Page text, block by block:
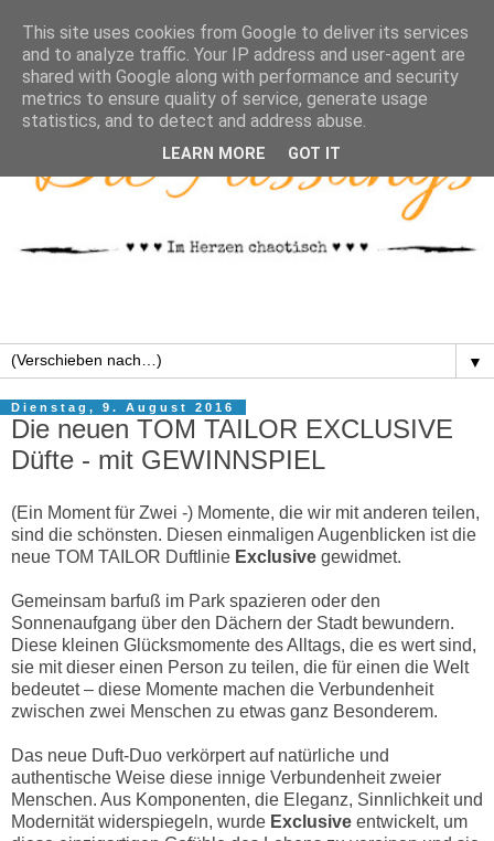
▼
Dienstag, 9. August 2016
Die neuen TOM TAILOR EXCLUSIVE
Düfte - mit GEWINNSPIEL
(Ein Moment für Zwei -) Momente, die wir mit anderen teilen,
sind die schönsten. Diesen einmaligen Augenblicken ist die
neue TOM TAILOR Duftlinie Exclusive gewidmet.
Gemeinsam barfuß im Park spazieren oder den
Sonnenaufgang über den Dächern der Stadt bewundern.
Diese kleinen Glücksmomente des Alltags, die es wert sind,
sie mit dieser einen Person zu teilen, die für einen die Welt
bedeutet – diese Momente machen die Verbundenheit
zwischen zwei Menschen zu etwas ganz Besonderem.
Das neue Duft-Duo verkörpert auf natürliche und
authentische Weise diese innige Verbundenheit zweier
Menschen. Aus Komponenten, die Eleganz, Sinnlichkeit und
Modernität widerspiegeln, wurde Exclusive entwickelt, um
This site uses cookies from Google to deliver its services
and to analyze traffic. Your IP address and user-agent are
shared with Google along with performance and security
metrics to ensure quality of service, generate usage
statistics, and to detect and address abuse.
LEARN MORE GOT IT